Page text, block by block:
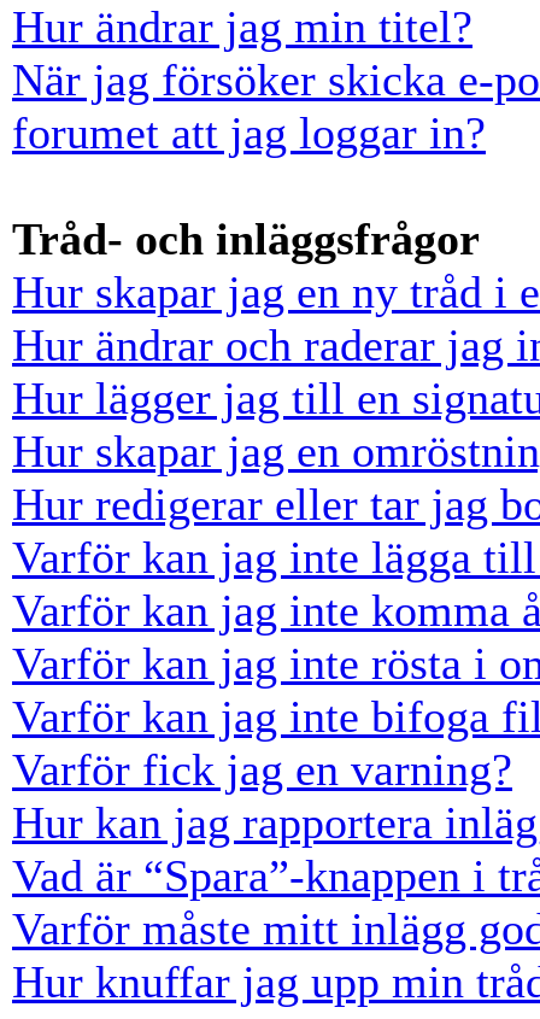
Hur ändrar jag min titel?
När jag försöker skicka e-
forumet att jag loggar in?
Tråd- och inläggsfrågor
Hur skapar jag en ny tråd i
Hur ändrar och raderar jag
Hur lägger jag till en
Hur skapar jag en
Hur redigerar eller tar jag
Varför kan jag inte lägga
Varför kan jag inte komma
Varför kan jag inte rösta i
Varför kan jag inte bifoga
Varför fick jag en varning?
Hur kan jag rapportera
Vad är “Spara”-knappen i
Varför måste mitt inlägg
Hur knuffar jag upp min